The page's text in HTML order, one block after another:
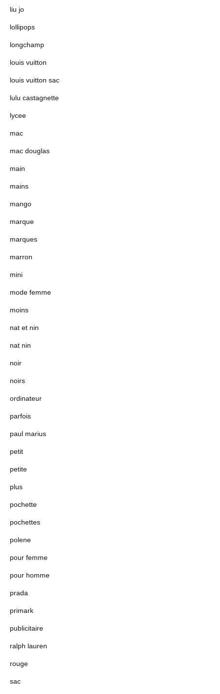
liu jo
lollipops
longchamp
louis vuitton
louis vuitton sac
lulu castagnette
lycee
mac
mac douglas
main
mains
mango
marque
marques
marron
mini
mode femme
moins
nat et nin
nat nin
noir
noirs
ordinateur
parfois
paul marius
petit
petite
plus
pochette
pochettes
polene
pour femme
pour homme
prada
primark
publicitaire
ralph lauren
rouge
sac